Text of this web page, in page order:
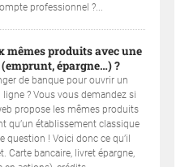
professionnel ?...
mêmes produits avec une
épargne…) ?
de banque pour ouvrir un
? Vous vous demandez si
propose les mêmes produits
qu’un établissement classique
question ! Voici donc ce qu’il
Carte bancaire, livret épargne,